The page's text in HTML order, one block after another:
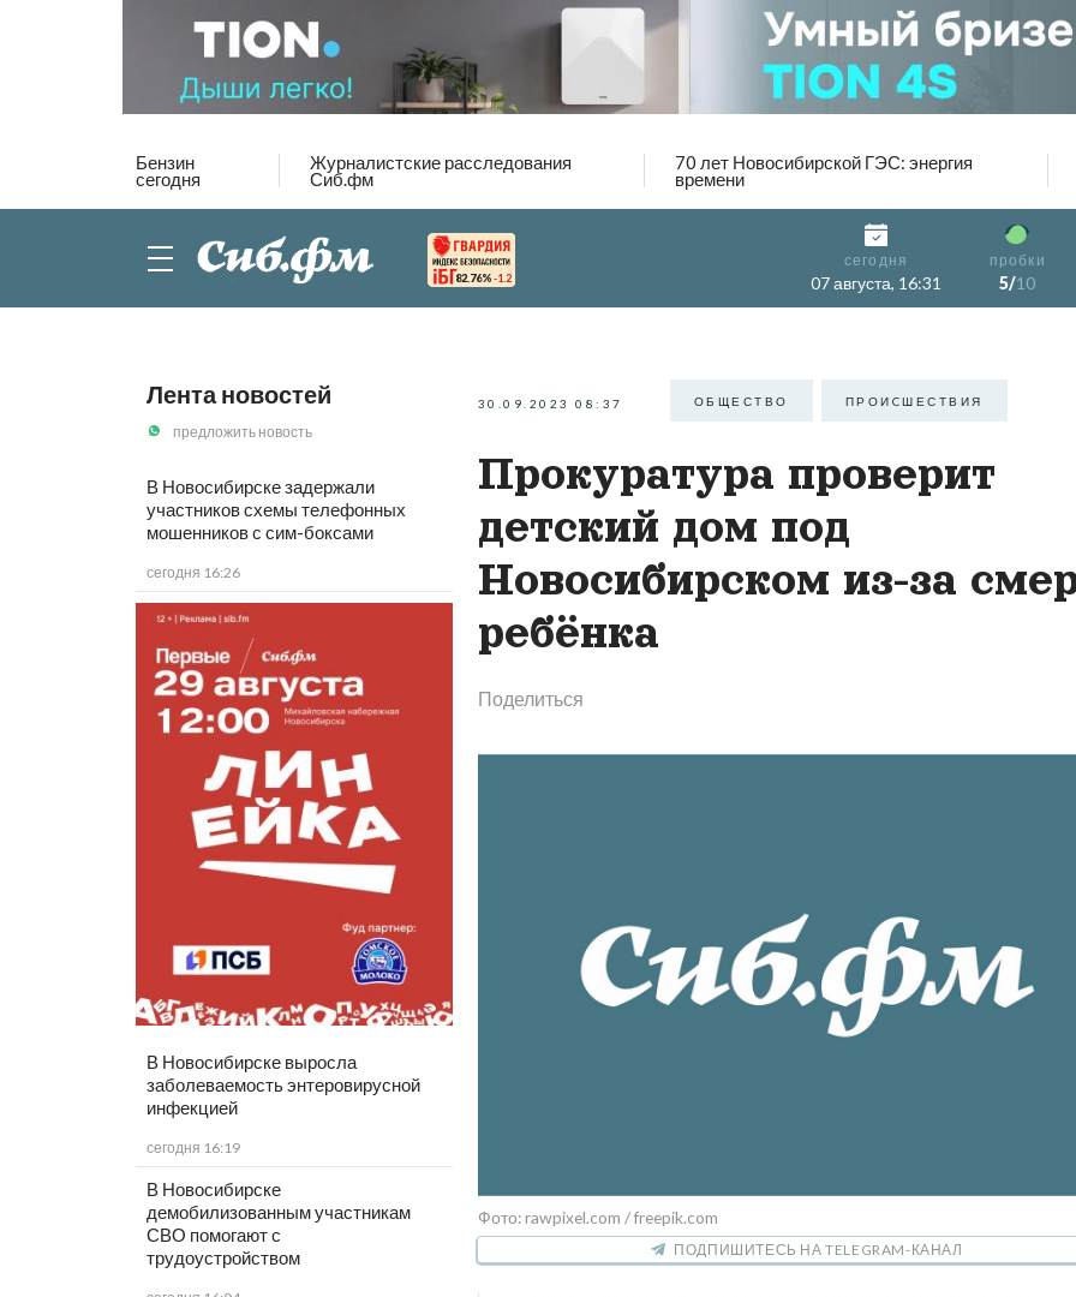
Бензин
сегодня
Журналистские расследования
Сиб.фм
70 лет Новосибирской ГЭС: энергия
времени
82.76% -1.2
сегодня
07 августа, 16:31
пробки
5/10
Лента новостей
предложить новость
В Новосибирске задержали
участников схемы телефонных
мошенников с сим-боксами
сегодня 16:26
В Новосибирске выросла
заболеваемость энтеровирусной
инфекцией
сегодня 16:19
В Новосибирске
демобилизованным участникам
СВО помогают с
трудоустройством
30.09.2023 08:37 ОБЩЕСТВО ПРОИCШЕСТВИЯ
Прокуратура проверит
детский дом под
Новосибирском из-за
ребёнка
Поделиться
Фото: rawpixel.com / freepik.com
ПОДПИШИТЕСЬ НА TELEGRAM-КАНАЛ